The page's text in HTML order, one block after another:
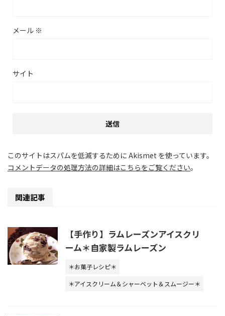
メール ※
サイト
このサイトはスパムを低減するために Akismet を使っています。
コメントデータの処理方法の詳細はこちらをご覧ください。
関連記事
【手作り】ラムレーズンアイスクリ
ーム＊自家製ラムレーズン
＊お菓子レシピ＊
＊アイスクリーム＆シャーベット＆スムージー＊